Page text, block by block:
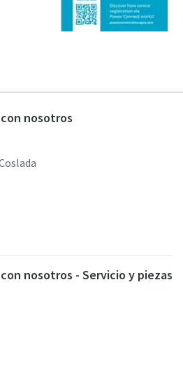
nosotros
nosotros - Servicio y piezas